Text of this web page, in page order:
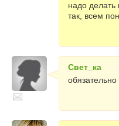
надо делать
так, всем
Свет_ка